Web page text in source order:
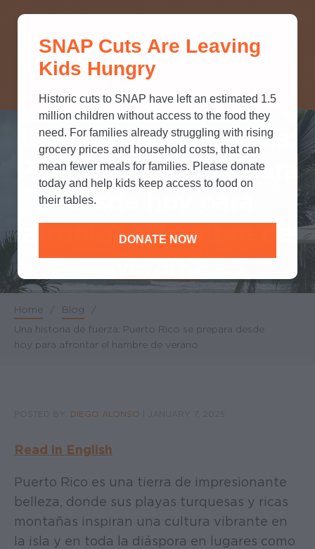
SNAP? TAKE OUR QUICK MYTH-
BUSTING QUIZ TO TEST YOUR
Una historia de fuerza:
Puerto Rico se prepara
desde hoy para
afrontar el hambre de
verano
Breadcrumb
Home / Blog
/
Una historia de fuerza: Puerto Rico se prepara desde
hoy para afrontar el hambre de verano
DIEGO ALONSO
Read in English
Puerto Rico es una tierra de impresionante
belleza, donde sus playas turquesas y ricas
montañas inspiran una cultura vibrante en
la isla y en toda la diáspora en lugares como
SNAP Cuts Are Leaving
Kids Hungry
Historic cuts to SNAP have left an estimated 1.5
million children without access to the food they
need. For families already struggling with rising
grocery prices and household costs, that can
mean fewer meals for families. Please donate
today and help kids keep access to food on
their tables.
DONATE NOW